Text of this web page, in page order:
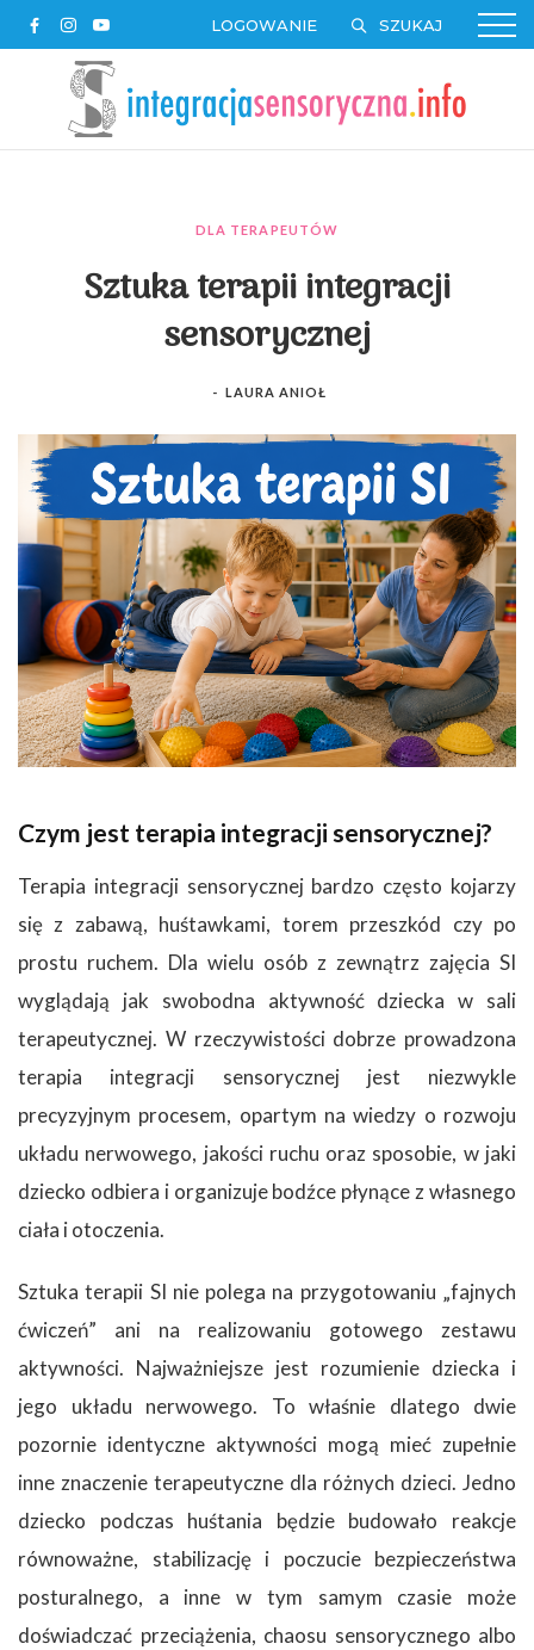
LOGOWANIE
DLA TERAPEUTÓW
Sztuka terapii integracji
sensorycznej
- LAURA ANIOŁ
Czym jest terapia integracji sensorycznej?
Terapia integracji sensorycznej bardzo często kojarzy
się z zabawą, huśtawkami, torem przeszkód czy po
prostu ruchem. Dla wielu osób z zewnątrz zajęcia SI
wyglądają jak swobodna aktywność dziecka w sali
terapeutycznej. W rzeczywistości dobrze prowadzona
terapia integracji sensorycznej jest niezwykle
precyzyjnym procesem, opartym na wiedzy o rozwoju
układu nerwowego, jakości ruchu oraz sposobie, w jaki
dziecko odbiera i organizuje bodźce płynące z własnego
ciała i otoczenia.
Sztuka terapii SI nie polega na przygotowaniu „fajnych
ćwiczeń” ani na realizowaniu gotowego zestawu
aktywności. Najważniejsze jest rozumienie dziecka i
jego układu nerwowego. To właśnie dlatego dwie
pozornie identyczne aktywności mogą mieć zupełnie
inne znaczenie terapeutyczne dla różnych dzieci. Jedno
dziecko podczas huśtania będzie budowało reakcje
równoważne, stabilizację i poczucie bezpieczeństwa
posturalnego, a inne w tym samym czasie może
doświadczać przeciążenia, chaosu sensorycznego albo